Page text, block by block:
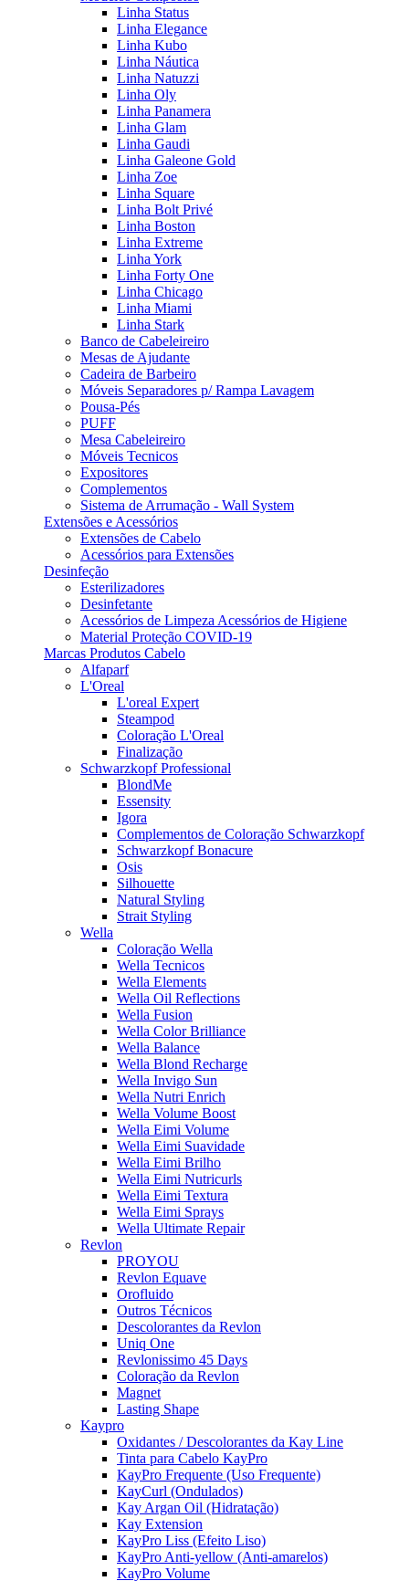
Linha Status
Linha Elegance
Linha Kubo
Linha Náutica
Linha Natuzzi
Linha Oly
Linha Panamera
Linha Glam
Linha Gaudi
Linha Galeone Gold
Linha Zoe
Linha Square
Linha Bolt Privé
Linha Boston
Linha Extreme
Linha York
Linha Forty One
Linha Chicago
Linha Miami
Linha Stark
Banco de Cabeleireiro
Mesas de Ajudante
Cadeira de Barbeiro
Móveis Separadores p/ Rampa Lavagem
Pousa-Pés
PUFF
Mesa Cabeleireiro
Móveis Tecnicos
Expositores
Complementos
Sistema de Arrumação - Wall System
Extensões e Acessórios
Extensões de Cabelo
Acessórios para Extensões
Desinfeção
Esterilizadores
Desinfetante
Acessórios de Limpeza Acessórios de Higiene
Material Proteção COVID-19
Marcas Produtos Cabelo
Alfaparf
L'Oreal
L'oreal Expert
Steampod
Coloração L'Oreal
Finalização
Schwarzkopf Professional
BlondMe
Essensity
Igora
Complementos de Coloração Schwarzkopf
Schwarzkopf Bonacure
Osis
Silhouette
Natural Styling
Strait Styling
Wella
Coloração Wella
Wella Tecnicos
Wella Elements
Wella Oil Reflections
Wella Fusion
Wella Color Brilliance
Wella Balance
Wella Blond Recharge
Wella Invigo Sun
Wella Nutri Enrich
Wella Volume Boost
Wella Eimi Volume
Wella Eimi Suavidade
Wella Eimi Brilho
Wella Eimi Nutricurls
Wella Eimi Textura
Wella Eimi Sprays
Wella Ultimate Repair
Revlon
PROYOU
Revlon Equave
Orofluido
Outros Técnicos
Descolorantes da Revlon
Uniq One
Revlonissimo 45 Days
Coloração da Revlon
Magnet
Lasting Shape
Kaypro
Oxidantes / Descolorantes da Kay Line
Tinta para Cabelo KayPro
KayPro Frequente (Uso Frequente)
KayCurl (Ondulados)
Kay Argan Oil (Hidratação)
Kay Extension
KayPro Liss (Efeito Liso)
KayPro Anti-yellow (Anti-amarelos)
KayPro Volume